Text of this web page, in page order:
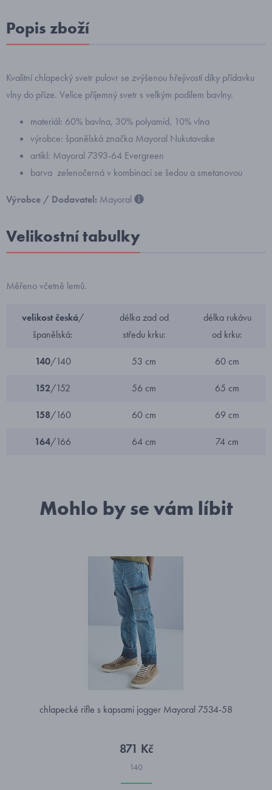
Popis zboží
Kvalitní chlapecký svetr pulovr se zvýšenou hřejivostí díky přídavku
vlny do příze. Velice příjemný svetr s velkým podílem bavlny.
materiál: 60% bavlna, 30% polyamid, 10% vlna
výrobce: španělská značka Mayoral Nukutavake
artikl: Mayoral 7393-64 Evergreen
barva zelenočerná v kombinaci se šedou a smetanovou
Výrobce / Dodavatel: Mayoral
Velikostní tabulky
Měřeno včetně lemů.
velikost česká/
španělská:
délka zad od
středu krku:
délka rukávu
od krku:
140/140 53 cm 60 cm
152/152 56 cm 65 cm
158/160 60 cm 69 cm
164/166 64 cm 74 cm
Mohlo by se vám líbit
chlapecké rifle s kapsami jogger Mayoral 7534-58
871 Kč
140